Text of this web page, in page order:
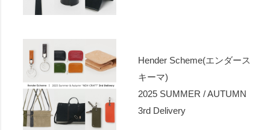
Hender Scheme(エンダース
キーマ)
2025 SUMMER / AUTUMN
3rd Delivery